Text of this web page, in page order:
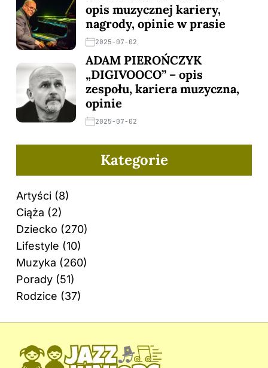
opis muzycznej kariery,
nagrody, opinie w prasie
2025-07-02
ADAM PIEROŃCZYK
„DIGIVOOCO” – opis
zespołu, kariera muzyczna,
opinie
2025-07-02
Kategorie
Artyści (8)
Ciąża (2)
Dziecko (270)
Lifestyle (10)
Muzyka (260)
Porady (51)
Rodzice (37)